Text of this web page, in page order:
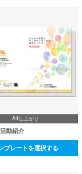
A4仕上がり
動紹介
プレートを選択する